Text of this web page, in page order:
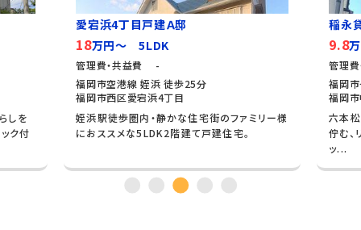
しを
ク付
愛宕浜4丁目戸建Ａ邸
18万円～ 5LDK
管理費・共益費 -
福岡市空港線 姪浜 徒歩25分
福岡市西区愛宕浜4丁目
姪浜駅徒歩圏内・静かな住宅街のファミリー様
におススメな5LDK2階建て戸建住宅。
稲永
9.8
管理
福岡
福岡
六本
佇む、
ッ...